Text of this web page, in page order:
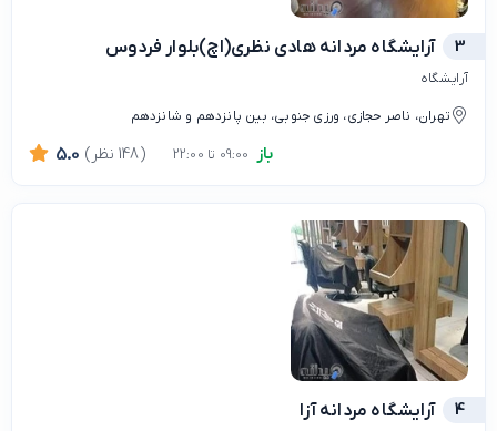
3 آرایشگاه مردانه هادی نظری(اچ)بلوار فردوس
آرایشگاه
تهران، ناصر حجازی، ورزی جنوبی، بین پانزدهم و شانزدهم
باز 5.0 (148 نظر)
4 آرایشگاه مردانه آزا